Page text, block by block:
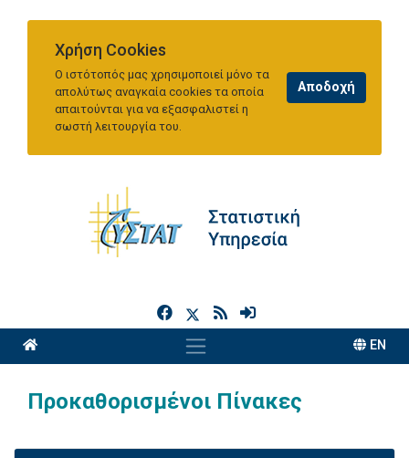
Χρήση Cookies
Ο ιστότοπός μας χρησιμοποιεί μόνο τα
απολύτως αναγκαία cookies τα οποία
απαιτούνται για να εξασφαλιστεί η
σωστή λειτουργία του.
h
EN
Προκαθορισμένοι Πίνακες